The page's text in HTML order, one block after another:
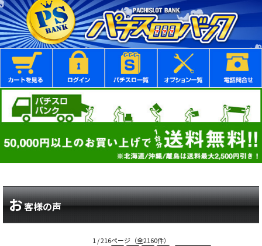
お客様の声
1 / 216ページ（全2160件）